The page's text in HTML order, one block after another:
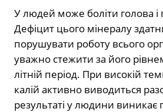
У людей може боліти голова і
Дефіцит цього мінералу
порушувати роботу всього
уважно стежити за його
літній період. При високій
калій активно виводиться
результаті у людини виникає